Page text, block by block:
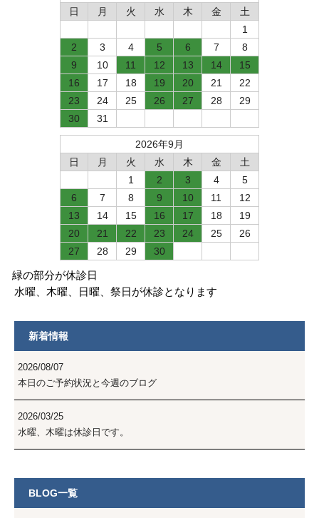
日
月 火 水 木 金
土
1
2
3 4 5 6 7
8
9
10 11 12 13 14
15
16
17 18 19 20 21
22
23
24 25 26 27 28
29
30
31
2026年9月
日
月 火 水 木 金
土
1
2 3 4
5
6
7 8 9 10 11
12
13
14 15 16 17 18
19
20
21 22 23 24 25
26
27
28 29 30
緑の部分が休診日
水曜、木曜、日曜、祭日が休診となります
新着情報
2026/08/07
本日のご予約状況と今週のブログ
2026/03/25
水曜、木曜は休診日です。
BLOG一覧